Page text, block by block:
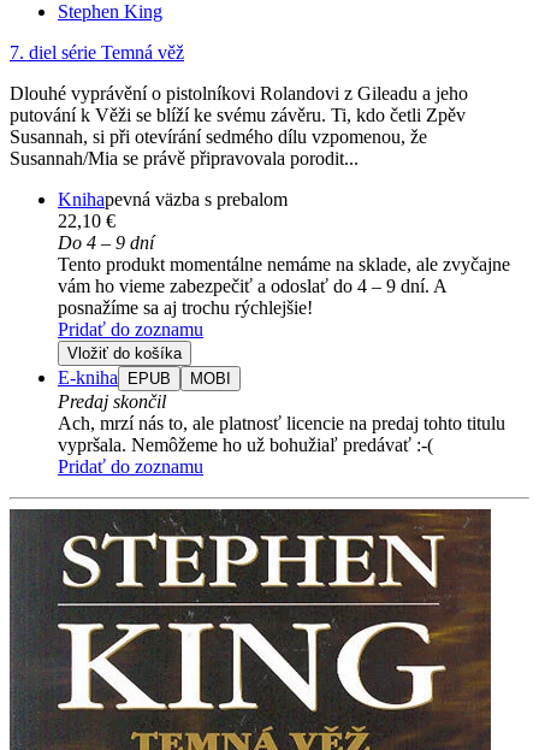
Stephen King
7. diel série Temná věž
Dlouhé vyprávění o pistolníkovi Rolandovi z Gileadu a jeho
putování k Věži se blíží ke svému závěru. Ti, kdo četli Zpěv
Susannah, si při otevírání sedmého dílu vzpomenou, že
Susannah/Mia se právě připravovala porodit...
Knihapevná väzba s prebalom
22,10 €
Do 4 – 9 dní
Tento produkt momentálne nemáme na sklade, ale zvyčajne
vám ho vieme zabezpečiť a odoslať do 4 – 9 dní. A
posnažíme sa aj trochu rýchlejšie!
Pridať do zoznamu
Vložiť do košíka
E-kniha EPUB MOBI
Predaj skončil
Ach, mrzí nás to, ale platnosť licencie na predaj tohto titulu
vypršala. Nemôžeme ho už bohužiaľ predávať :-(
Pridať do zoznamu